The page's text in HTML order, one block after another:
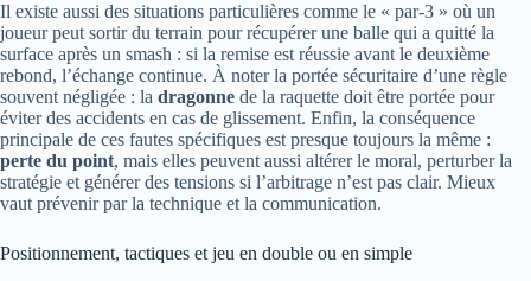
Il existe aussi des situations particulières comme le « par‑3 » où un
joueur peut sortir du terrain pour récupérer une balle qui a quitté la
surface après un smash : si la remise est réussie avant le deuxième
rebond, l’échange continue. À noter la portée sécuritaire d’une règle
souvent négligée : la dragonne de la raquette doit être portée pour
éviter des accidents en cas de glissement. Enfin, la conséquence
principale de ces fautes spécifiques est presque toujours la même :
perte du point, mais elles peuvent aussi altérer le moral, perturber la
stratégie et générer des tensions si l’arbitrage n’est pas clair. Mieux
vaut prévenir par la technique et la communication.
Positionnement, tactiques et jeu en double ou en simple